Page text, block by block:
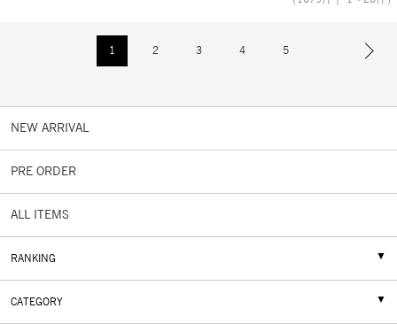
1 2 3 4 5
NEW ARRIVAL
PRE ORDER
ALL ITEMS
RANKING
CATEGORY